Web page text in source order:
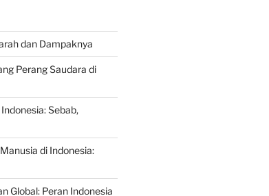
dan Dampaknya
Perang Saudara di
Sebab,
di Indonesia:
Global: Peran Indonesia